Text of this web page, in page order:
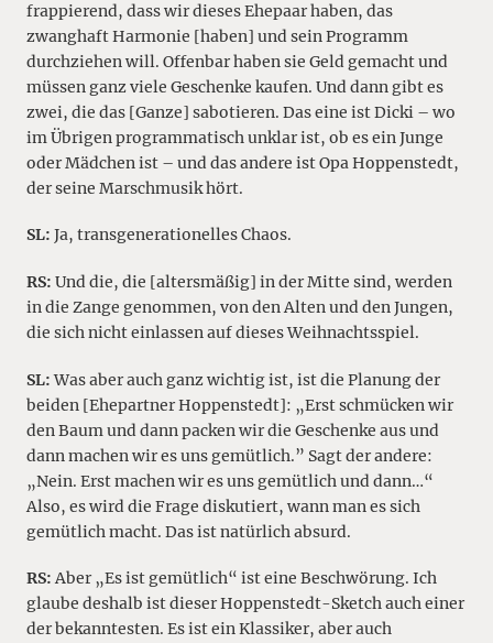
frappierend, dass wir dieses Ehepaar haben, das
zwanghaft Harmonie [haben] und sein Programm
durchziehen will. Offenbar haben sie Geld gemacht und
müssen ganz viele Geschenke kaufen. Und dann gibt es
zwei, die das [Ganze] sabotieren. Das eine ist Dicki – wo
im Übrigen programmatisch unklar ist, ob es ein Junge
oder Mädchen ist – und das andere ist Opa Hoppenstedt,
der seine Marschmusik hört.
SL: Ja, transgenerationelles Chaos.
RS: Und die, die [altersmäßig] in der Mitte sind, werden
in die Zange genommen, von den Alten und den Jungen,
die sich nicht einlassen auf dieses Weihnachtsspiel.
SL:Was aber auch ganz wichtig ist, ist die Planung der
beiden [Ehepartner Hoppenstedt]: „Erst schmücken wir
den Baum und dann packen wir die Geschenke aus und
dann machen wir es uns gemütlich.” Sagt der andere:
„Nein. Erst machen wir es uns gemütlich und dann…“
Also, es wird die Frage diskutiert, wann man es sich
gemütlich macht. Das ist natürlich absurd.
RS:Aber „Es ist gemütlich“ ist eine Beschwörung. Ich
glaube deshalb ist dieser Hoppenstedt-Sketch auch einer
der bekanntesten. Es ist ein Klassiker, aber auch